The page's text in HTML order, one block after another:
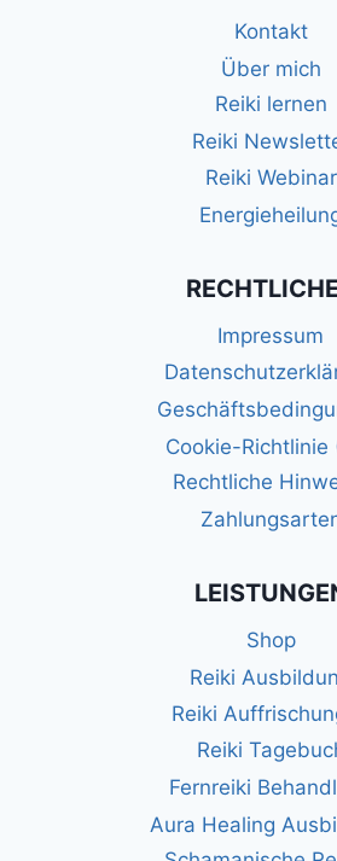
Kontakt
Über mich
Reiki lernen
Reiki
Reiki Webinar
Impressum
Cookie-Richtlinie
Rechtliche
Shop
Reiki
Reiki
Reiki
Fernreiki
Aura Healing